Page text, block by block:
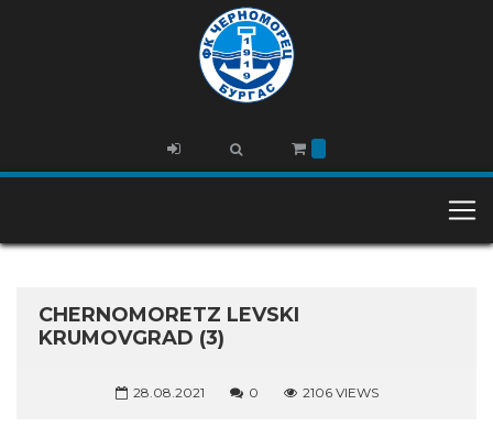
CHERNOMORETZ LEVSKI
KRUMOVGRAD (3)
28.08.2021 0 2106 VIEWS